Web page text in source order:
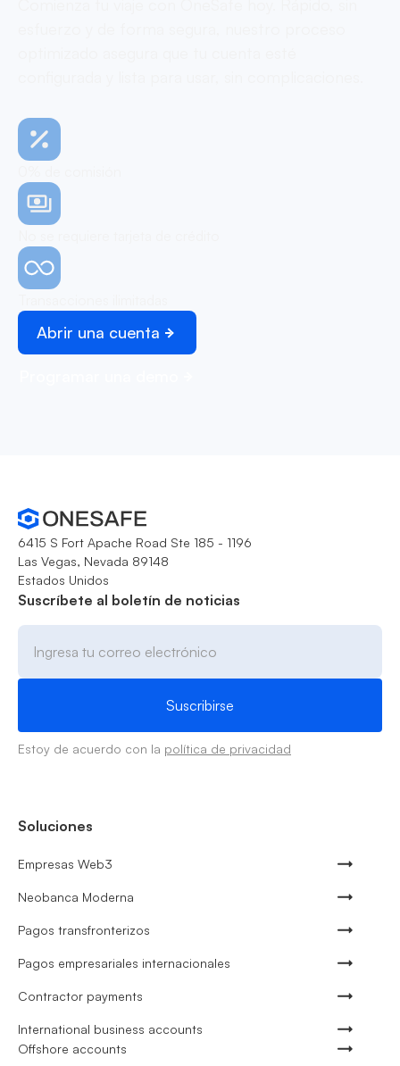
Abrir una cuenta
6415 S Fort Apache Road Ste 185 - 1196
Las Vegas, Nevada 89148
Estados Unidos
Suscríbete al boletín de noticias
Estoy de acuerdo con la política de privacidad
Soluciones
Empresas Web3
Neobanca Moderna
Pagos transfronterizos
Pagos empresariales internacionales
Contractor payments
International business accounts
Offshore accounts